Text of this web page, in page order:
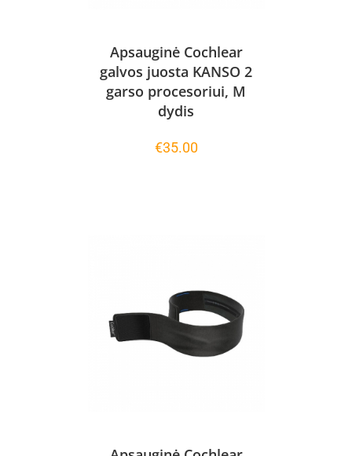
Apsauginė Cochlear
galvos juosta KANSO 2
garso procesoriui, M
dydis
€35.00